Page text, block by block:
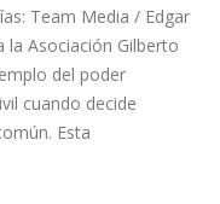
Team Media / Edgar
la Asociación Gilberto
del poder
cuando decide
Esta